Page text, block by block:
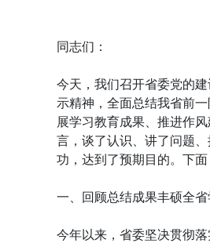
同志们：
今天，我们召开省委党的
示精神，全面总结我省前
展学习教育成果、推进作
言，谈了认识、讲了问题
功，达到了预期目的。下面
一、回顾总结成果丰硕全
今年以来，省委坚决贯彻